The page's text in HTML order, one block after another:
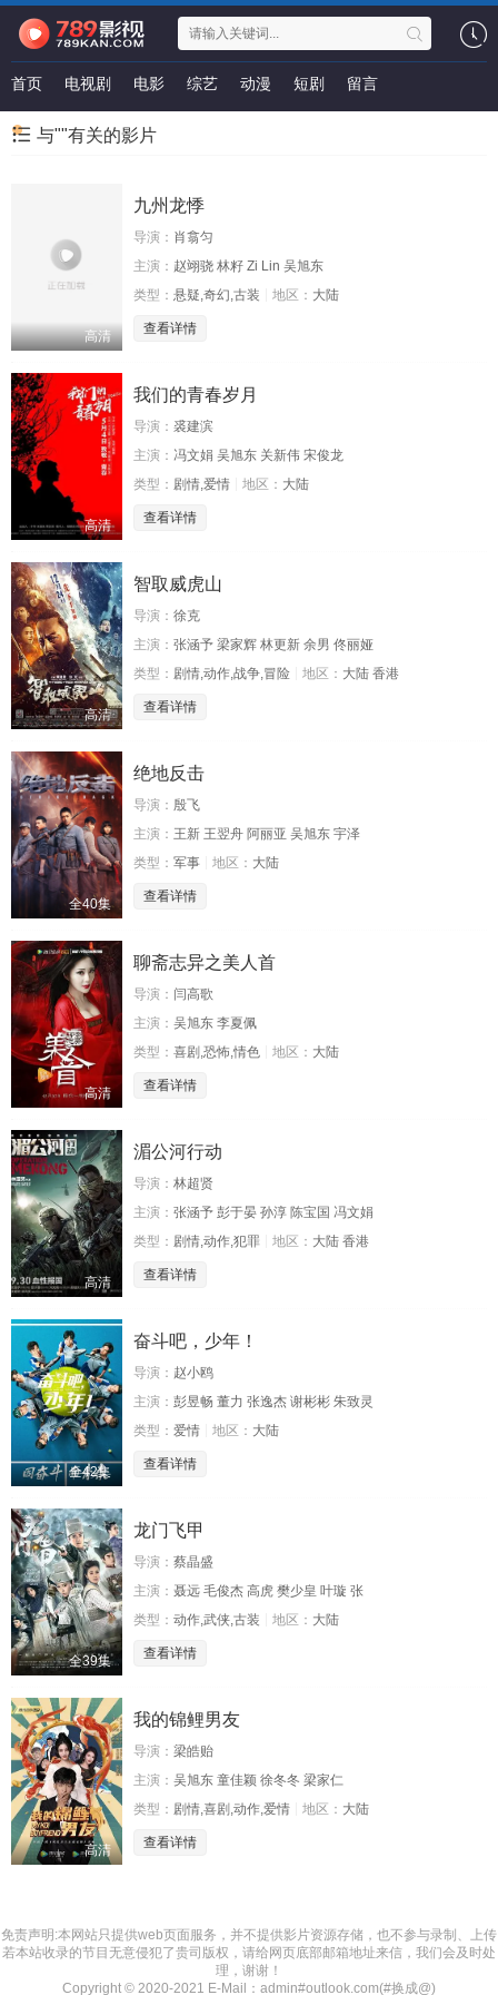
首页 电视剧 电影 综艺 动漫 短剧 留言
与""有关的影片
高清
九州龙悸
导演： 肖翕匀
主演： 赵翊骁 林籽 Zi Lin 吴旭东
类型： 悬疑,奇幻,古装 地区： 大陆
查看详情
高清
我们的青春岁月
导演： 裘建滨
主演： 冯文娟 吴旭东 关新伟 宋俊龙
类型： 剧情,爱情 地区： 大陆
查看详情
高清
智取威虎山
导演： 徐克
主演： 张涵予 梁家辉 林更新 余男 佟丽娅
类型： 剧情,动作,战争,冒险 地区： 大陆 香港
查看详情
全40集
绝地反击
导演： 殷飞
主演： 王新 王翌舟 阿丽亚 吴旭东 宇泽
类型： 军事 地区： 大陆
查看详情
高清
聊斋志异之美人首
导演： 闫高歌
主演： 吴旭东 李夏佩
类型： 喜剧,恐怖,情色 地区： 大陆
查看详情
高清
湄公河行动
导演： 林超贤
主演： 张涵予 彭于晏 孙淳 陈宝国 冯文娟
类型： 剧情,动作,犯罪 地区： 大陆 香港
查看详情
全42集
奋斗吧，少年！
导演： 赵小鸥
主演： 彭昱畅 董力 张逸杰 谢彬彬 朱致灵
类型： 爱情 地区： 大陆
查看详情
全39集
龙门飞甲
导演： 蔡晶盛
主演： 聂远 毛俊杰 高虎 樊少皇 叶璇 张
类型： 动作,武侠,古装 地区： 大陆
查看详情
高清
我的锦鲤男友
导演： 梁皓贻
主演： 吴旭东 童佳颖 徐冬冬 梁家仁
类型： 剧情,喜剧,动作,爱情 地区： 大陆
查看详情
免责声明:本网站只提供web页面服务，并不提供影片资源存储，也不参与录制、上传
若本站收录的节目无意侵犯了贵司版权，请给网页底部邮箱地址来信，我们会及时处
理，谢谢！
Copyright © 2020-2021 E-Mail：admin#outlook.com(#换成@)